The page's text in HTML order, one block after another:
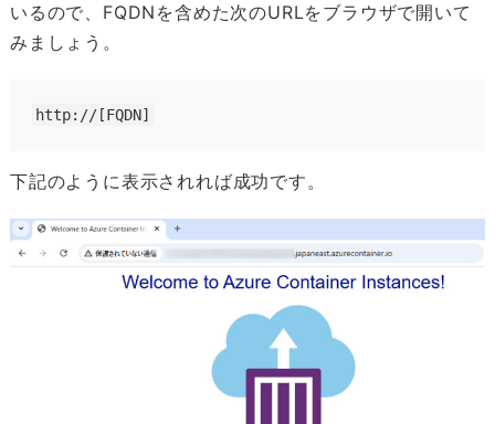
いるので、FQDNを含めた次のURLをブラウザで開いて
みましょう。
http://[FQDN]
下記のように表示されれば成功です。